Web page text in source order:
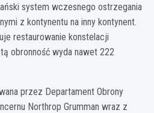
system wczesnego ostrzegania
z kontynentu na inny kontynent.
restaurowanie konstelacji
obronność wyda nawet 222
przez Departament Obrony
Northrop Grumman wraz z